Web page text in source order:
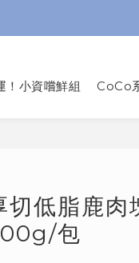
！小資嚐鮮組 CoCo
切低脂鹿肉
包